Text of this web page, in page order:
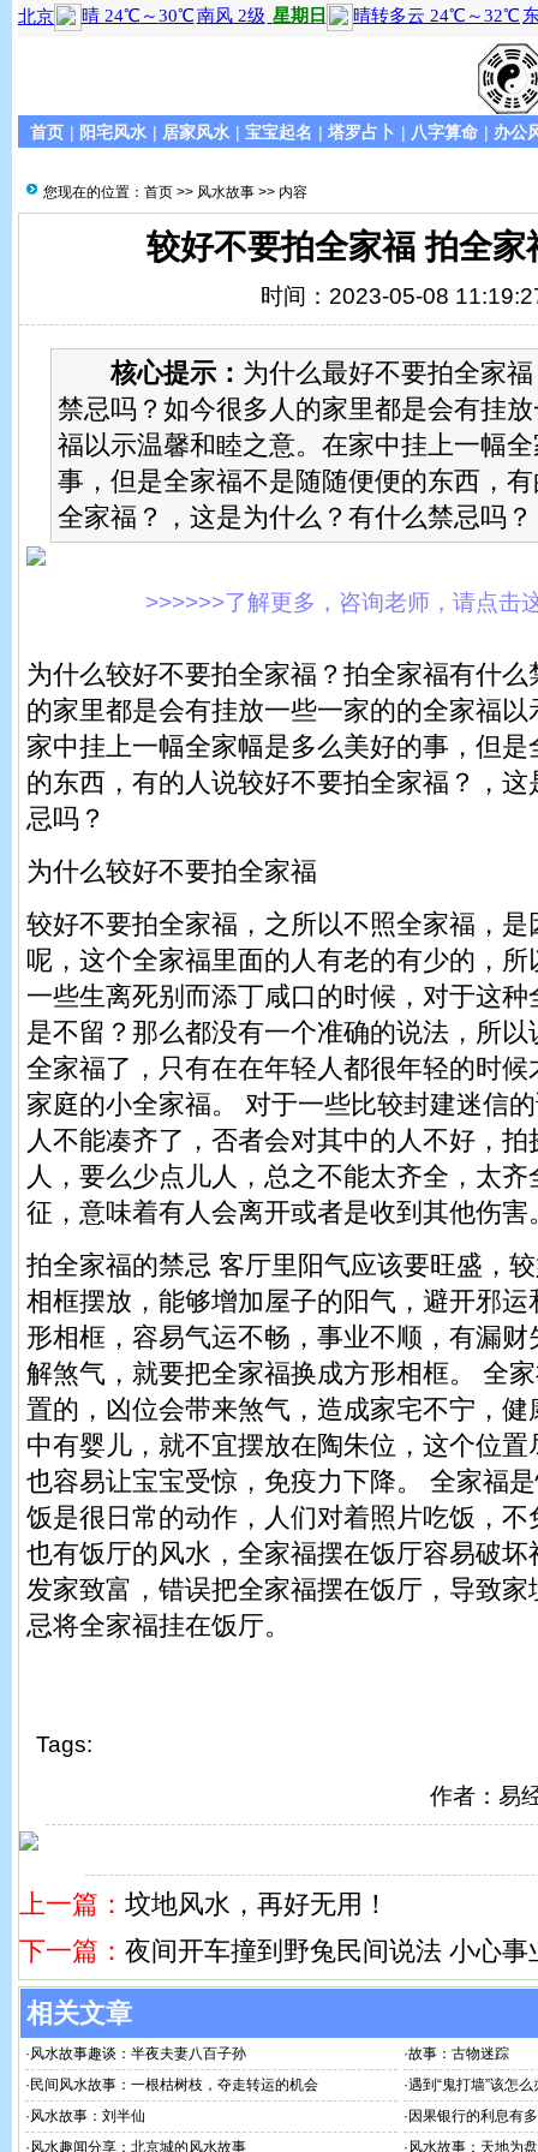
首页 | 阳宅风水 | 居家风水 | 宝宝起名 | 塔罗占卜 | 八字算命 | 办公
您现在的位置： 首页 >> 风水故事 >> 内容
较好不要拍全家福 拍全家
时间：2023-05-08
核心提示： 为什么最好不要拍全家
禁忌吗？如今很多人的家里都是会有挂
福以示温馨和睦之意。在家中挂上一幅
事，但是全家福不是随随便便的东西，
全家福？，这是为什么？有什么禁忌吗？
>>>>>>了解更多，咨询老师，请点击
为什么较好不要拍全家福？拍全家福有什
的家里都是会有挂放一些一家的的全家福
家中挂上一幅全家幅是多么美好的事，但
的东西，有的人说较好不要拍全家福？，
忌吗？
为什么较好不要拍全家福
较好不要拍全家福，之所以不照全家福，
呢，这个全家福里面的人有老的有少的，
一些生离死别而添丁咸口的时候，对于这
是不留？那么都没有一个准确的说法，所
全家福了，只有在在年轻人都很年轻的时
家庭的小全家福。 对于一些比较封建迷信
人不能凑齐了，否者会对其中的人不好，
人，要么少点儿人，总之不能太齐全，太
征，意味着有人会离开或者是收到其他伤害
拍全家福的禁忌 客厅里阳气应该要旺盛，
相框摆放，能够增加屋子的阳气，避开邪
形相框，容易气运不畅，事业不顺，有漏
解煞气，就要把全家福换成方形相框。 全
置的，凶位会带来煞气，造成家宅不宁，
中有婴儿，就不宜摆放在陶朱位，这个位
也容易让宝宝受惊，免疫力下降。 全家福
饭是很日常的动作，人们对着照片吃饭，
也有饭厅的风水，全家福摆在饭厅容易破
发家致富，错误把全家福摆在饭厅，导致
忌将全家福挂在饭厅。
Tags:
作者：易
上一篇： 坟地风水，再好无用！
下一篇： 夜间开车撞到野兔民间说法 小心事
相关文章
·风水故事趣谈：半夜夫妻八百子孙 ·故事：古物迷踪
· 民间风水故事：一根枯树枝，夺走转运的机会 ·遇到“鬼打墙”该怎么
·风水故事：刘半仙 · 因果银行的利息有
·风水趣闻分享：北京城的风水故事 ·风水故事：天地为